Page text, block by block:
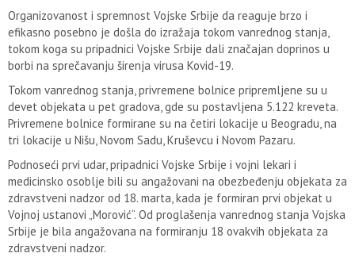
Organizovanost i spremnost Vojske Srbije da reaguje brzo i
efikasno posebno je došla do izražaja tokom vanrednog stanja,
tokom koga su pripadnici Vojske Srbije dali značajan doprinos u
borbi na sprečavanju širenja virusa Kovid-19.
Tokom vanrednog stanja, privremene bolnice pripremljene su u
devet objekata u pet gradova, gde su postavljena 5.122 kreveta.
Privremene bolnice formirane su na četiri lokacije u Beogradu, na
tri lokacije u Nišu, Novom Sadu, Kruševcu i Novom Pazaru.
Podnoseći prvi udar, pripadnici Vojske Srbije i vojni lekari i
medicinsko osoblje bili su angažovani na obezbeđenju objekata za
zdravstveni nadzor od 18. marta, kada je formiran prvi objekat u
Vojnoj ustanovi „Morović“. Od proglašenja vanrednog stanja Vojska
Srbije je bila angažovana na formiranju 18 ovakvih objekata za
zdravstveni nadzor.